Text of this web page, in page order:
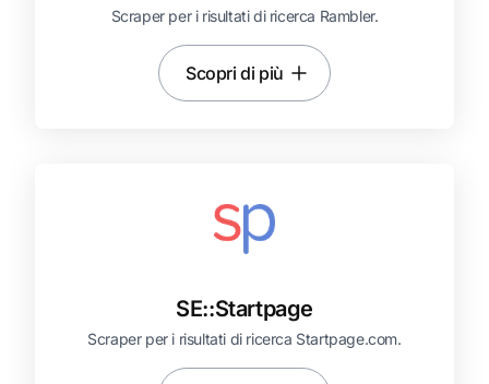
Scraper per i risultati di ricerca Rambler.
Scopri di più
SE::Startpage
Scraper per i risultati di ricerca Startpage.com.